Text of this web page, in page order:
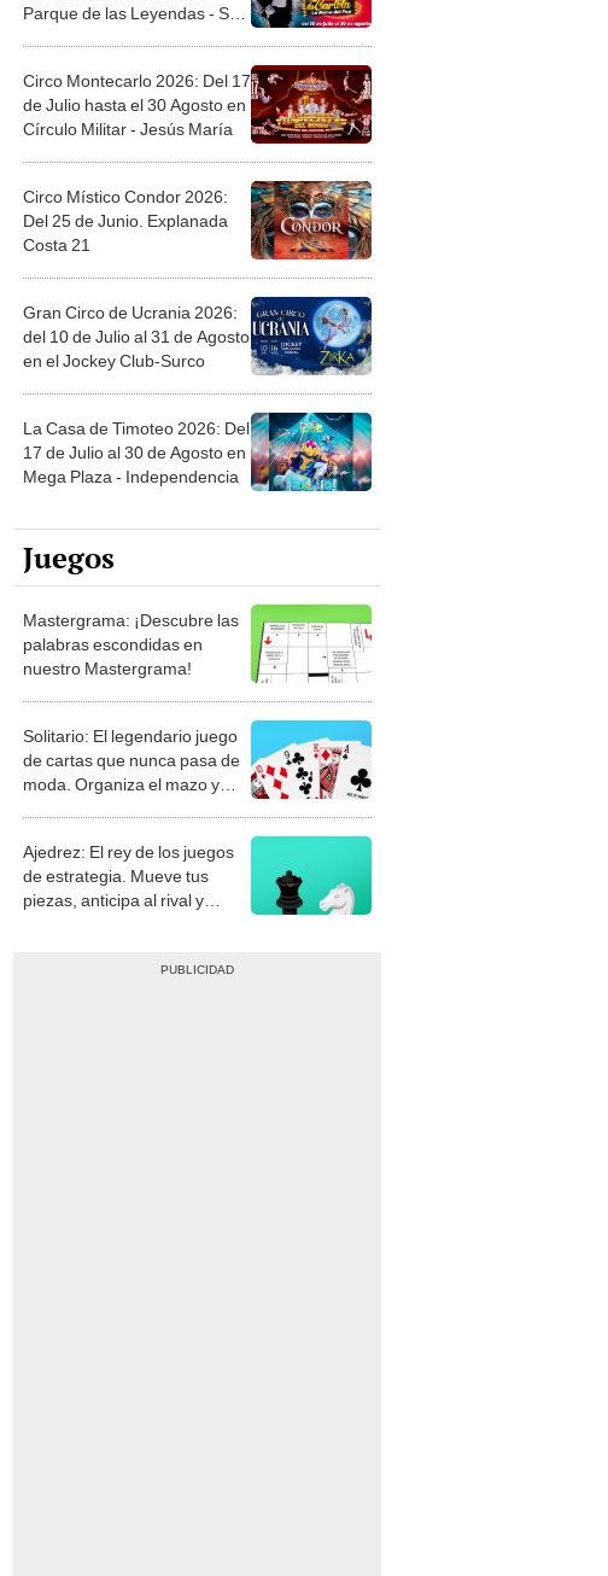
Parque de las Leyendas - San
Circo Montecarlo 2026: Del 17
de Julio hasta el 30 Agosto en
Círculo Militar - Jesús María
Circo Místico Condor 2026:
Del 25 de Junio. Explanada
Costa 21
Gran Circo de Ucrania 2026:
del 10 de Julio al 31 de Agosto
en el Jockey Club-Surco
La Casa de Timoteo 2026: Del
17 de Julio al 30 de Agosto en
Mega Plaza - Independencia
Juegos
Mastergrama: ¡Descubre las
palabras escondidas en
nuestro Mastergrama!
Solitario: El legendario juego
de cartas que nunca pasa de
moda. Organiza el mazo y
Ajedrez: El rey de los juegos
de estrategia. Mueve tus
piezas, anticipa al rival y